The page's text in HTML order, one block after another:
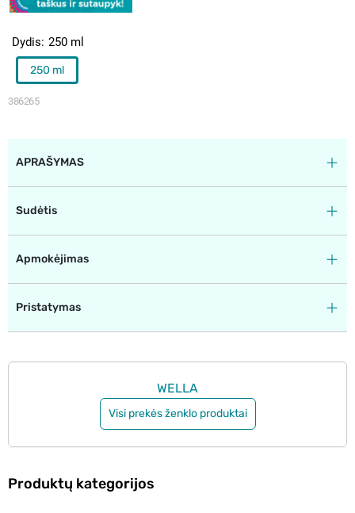
386265
Dydis 250 ml
250 ml
APRAŠYMAS
Sudėtis
Apmokėjimas
Pristatymas
WELLA
Visi prekės ženklo produktai
Produktų kategorijos